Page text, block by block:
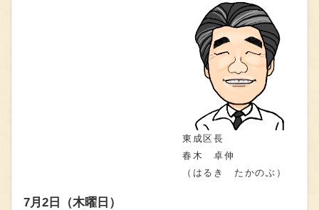
東成区長
春木 卓伸
（はるき たかのぶ）
7月2日（木曜日）